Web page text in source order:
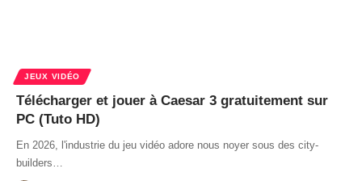
JEUX VIDÉO
Télécharger et jouer à Caesar 3 gratuitement sur
PC (Tuto HD)
En 2026, l'industrie du jeu vidéo adore nous noyer sous des city-
builders…